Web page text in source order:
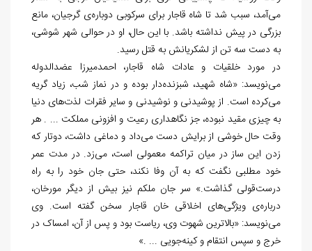
می‏‌آمد، سبب شد تا شاه قاجار برای سرکوبی دوبارهی گرجیان، مانع
بزرگی در پیش نداشته باشد. با این حال، او در حوالی شهر شوشی،
به دست سه تن از لشکریانش به قتل رسید.
در مورد خلقیات و عادات شاه قاجار، احمدمیرزا عضدالدوله
می‏‌نویسد: «شاه شهید، شب‏زنده‌‏دار بوده و در نماز شب، زیاد گریه
می‏‌کرده است. از پوشیدنی و نوشیدنی و سایر فقرات لذت‏‌های دنیا
به چیزی مقید نبوده، جز نگاهداری رعیت و افزونی مملکت ... . هر
وقت حال خوشی از برایش دست می‏‌داد و دماغی داشت، دوتار که
زدن این ساز در میان تراکمه معمولی ا‏ست، می‏‌زد. در مدت عمر
خود مطلبی نگفت که به آن وفا نکند، حتی جان خود را به راه
درست‏‌قولی گذاشت.» سر جان ملکم نیز بیش از دیگر مورخان،
دربارهی ویژگی‏‌های اخلاقی خان قاجار سخن گفته است. وی
می‏‌نویسد: «بالاترین شهوت وی، ریاست بود و پس از آن، امساک در
خرج و سپس انتقام و کینه‏‌جویی ... .»